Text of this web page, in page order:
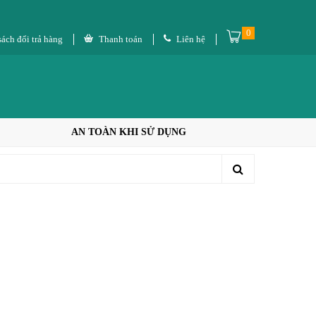
đổi trả hàng Thanh toán Liên hệ
0
AN TOÀN KHI SỬ DỤNG